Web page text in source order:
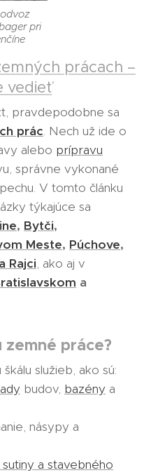
pri
prácach –
vedieť
pravdepodobne sa
prác. Nech už ide o
alebo prípravu
správne vykonané
V tomto článku
týkajúce sa
, Bytči,
Meste, Púchove,
Rajci, ako aj v
a
zemné práce?
služieb, ako sú:
budov, bazény a
násypy a
a stavebného